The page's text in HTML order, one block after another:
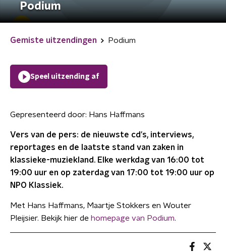
Podium
Gemiste uitzendingen Podium
Speel uitzending af
Gepresenteerd door: Hans Haffmans
Vers van de pers: de nieuwste cd's, interviews,
reportages en de laatste stand van zaken in
klassieke-muziekland. Elke werkdag van 16:00 tot
19:00 uur en op zaterdag van 17:00 tot 19:00 uur op
NPO Klassiek.
Met Hans Haffmans, Maartje Stokkers en Wouter
Pleijsier. Bekijk hier de homepage van Podium.